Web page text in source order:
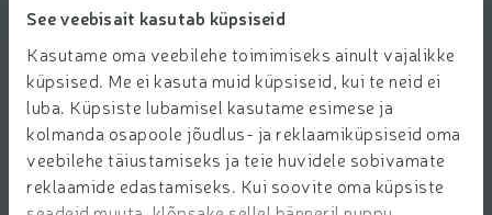
See veebisait kasutab küpsiseid
Kasutame oma veebilehe toimimiseks ainult vajalikke
küpsised. Me ei kasuta muid küpsiseid, kui te neid ei
luba. Küpsiste lubamisel kasutame esimese ja
kolmanda osapoole jõudlus- ja reklaamiküpsiseid oma
veebilehe täiustamiseks ja teie huvidele sobivamate
reklaamide edastamiseks. Kui soovite oma küpsiste